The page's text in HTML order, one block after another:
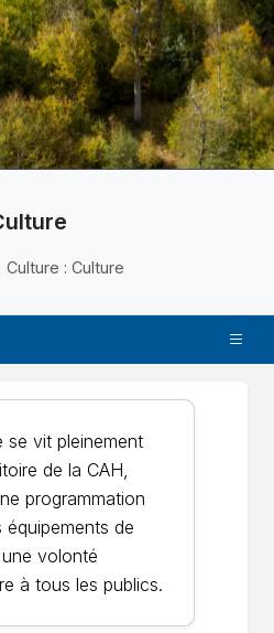
Culture : Culture
se vit pleinement
de la CAH,
programmation
équipements de
volonté
à tous les publics.